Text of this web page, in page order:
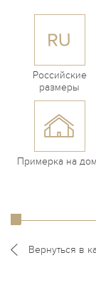
Российские
размеры
Примерка на
Вернуться в